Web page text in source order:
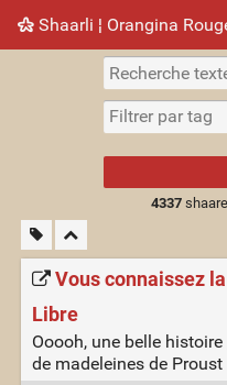
Shaarli ¦ Orangina
Nuage de tags Mur
4337
Vous connaissez
Libre
Ooooh, une belle
de madeleines de Proust